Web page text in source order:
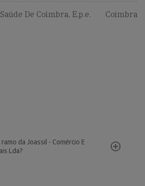
De Coimbra, E.p.e. Coimbra
da Joassil - Comércio E
Lda?